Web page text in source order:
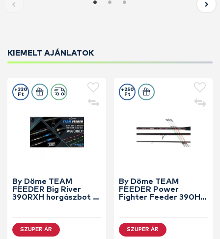
KIEMELT AJÁNLATOK
By Döme TEAM
FEEDER Big River
390RXH horgászbot +
+330
Ft
SZUPER ÁR
By Döme TEAM
FEEDER Power
Fighter Feeder 390H
+250
Ft
SZUPER ÁR